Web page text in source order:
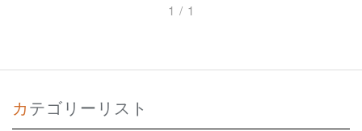
1 / 1
カテゴリーリスト